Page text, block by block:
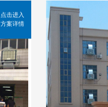
点击进入
方案详情